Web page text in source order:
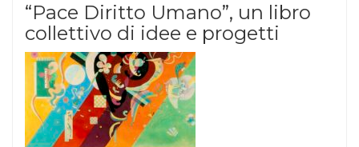
“Pace Diritto Umano”, un libro
collettivo di idee e progetti